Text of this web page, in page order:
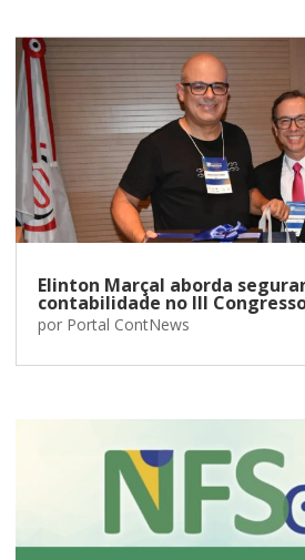
Elinton Marçal aborda
contabilidade no III
por Portal ContNews